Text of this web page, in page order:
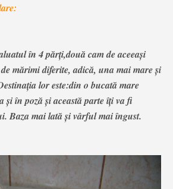
în 4 părţi,două cam de aceeaşi
mărimi diferite, adică, una mai mare şi
lor este:din o bucată mare
şi în poză şi această parte îţi va fi
Baza mai lată şi vârful mai îngust.